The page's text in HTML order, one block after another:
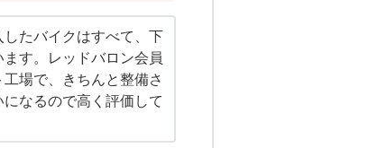
たバイクはすべて、下
す。レッドバロン会員
場で、きちんと整備さ
なるので高く評価して